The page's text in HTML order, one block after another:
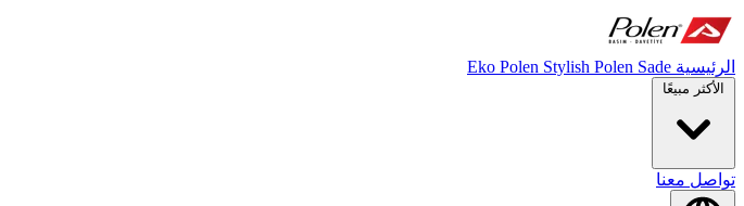
الرئيسية Eko Polen Stylish Polen Sade
الأكثر مبيعًا
تواصل معنا